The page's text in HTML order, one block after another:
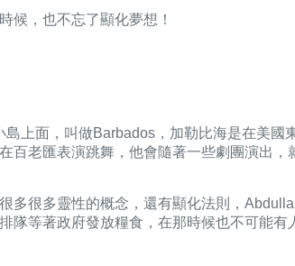
候，也不忘了顯化夢想！
上面，叫做Barbados，加勒比海是在美
老匯表演跳舞，他會隨著一些劇團演出
很多靈性的概念，還有顯化法則，
隊等著政府發放糧食，在那時候也不可能